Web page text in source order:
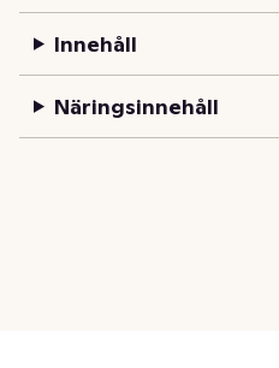
Innehåll
Näringsinnehåll